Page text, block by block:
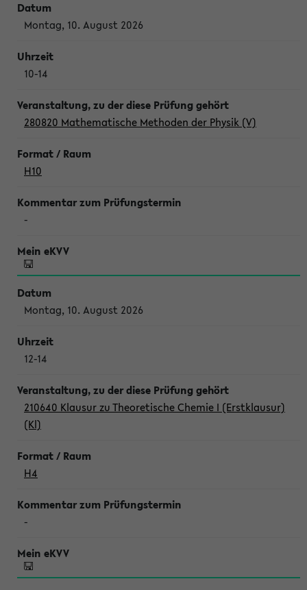
Montag, 10. August 2026
10-14
280820 Mathematische Methoden der Physik (V)
H10
-
Montag, 10. August 2026
12-14
210640 Klausur zu Theoretische Chemie I (Erstklausur)
(Kl)
H4
-